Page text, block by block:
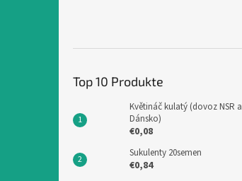
Top 10 Produkte
Květináč kulatý (dovoz NSR a
Dánsko)
€0,08
Sukulenty 20semen
€0,84